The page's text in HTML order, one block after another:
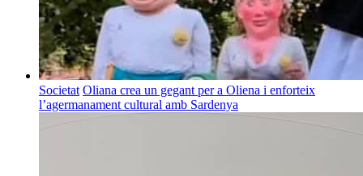
Societat Oliana crea un gegant per a Oliena i enforteix
l’agermanament cultural amb Sardenya